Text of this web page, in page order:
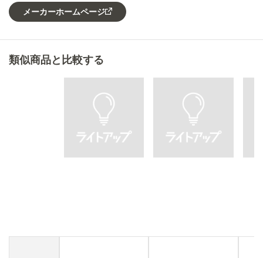
メーカーホームページ
類似商品と比較する